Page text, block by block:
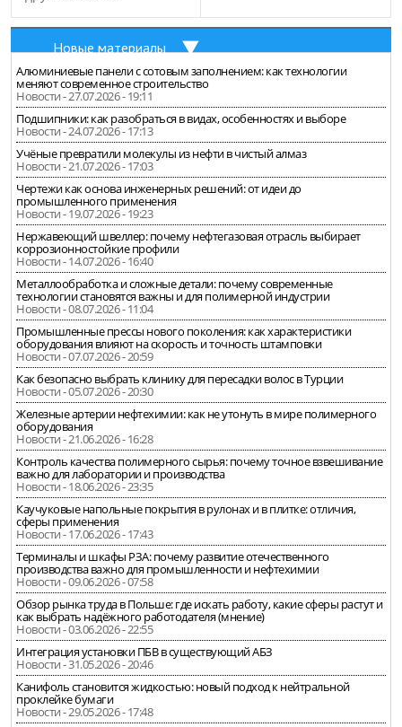
Новые материалы
Алюминиевые панели с сотовым заполнением: как технологии
меняют современное строительство
Новости - 27.07.2026 - 19:11
Подшипники: как разобраться в видах, особенностях и выборе
Новости - 24.07.2026 - 17:13
Учёные превратили молекулы из нефти в чистый алмаз
Новости - 21.07.2026 - 17:03
Чертежи как основа инженерных решений: от идеи до
промышленного применения
Новости - 19.07.2026 - 19:23
Нержавеющий швеллер: почему нефтегазовая отрасль выбирает
коррозионностойкие профили
Новости - 14.07.2026 - 16:40
Металлообработка и сложные детали: почему современные
технологии становятся важны и для полимерной индустрии
Новости - 08.07.2026 - 11:04
Промышленные прессы нового поколения: как характеристики
оборудования влияют на скорость и точность штамповки
Новости - 07.07.2026 - 20:59
Как безопасно выбрать клинику для пересадки волос в Турции
Новости - 05.07.2026 - 20:30
Железные артерии нефтехимии: как не утонуть в мире полимерного
оборудования
Новости - 21.06.2026 - 16:28
Контроль качества полимерного сырья: почему точное взвешивание
важно для лаборатории и производства
Новости - 18.06.2026 - 23:35
Каучуковые напольные покрытия в рулонах и в плитке: отличия,
сферы применения
Новости - 17.06.2026 - 17:43
Терминалы и шкафы РЗА: почему развитие отечественного
производства важно для промышленности и нефтехимии
Новости - 09.06.2026 - 07:58
Обзор рынка труда в Польше: где искать работу, какие сферы растут и
как выбрать надёжного работодателя (мнение)
Новости - 03.06.2026 - 22:55
Интеграция установки ПБВ в существующий АБЗ
Новости - 31.05.2026 - 20:46
Канифоль становится жидкостью: новый подход к нейтральной
проклейке бумаги
Новости - 29.05.2026 - 17:48